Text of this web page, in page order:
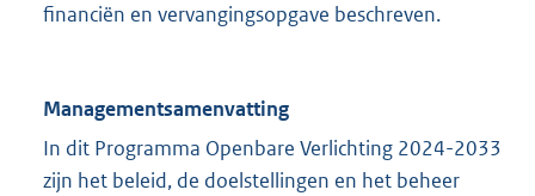
financiën en vervangingsopgave beschreven.
Managementsamenvatting
In dit Programma Openbare Verlichting 2024-2033
zijn het beleid, de doelstellingen en het beheer